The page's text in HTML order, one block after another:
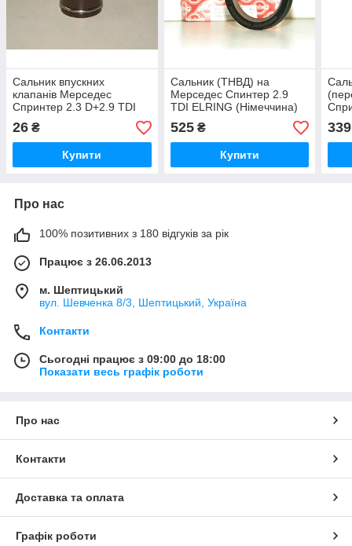
Сальник впускних
клапанів Мерседес
Спринтер 2.3 D+2.9 TDI
1995-2000 ELRING
(Німеччині) 763969
26 ₴
Купити
Сальник (ТНВД) на
Мерседес Спинтер 2.9
TDI ELRING (Німеччина)
068140
525₴
Купити
339
Про нас
100% позитивних з 180 відгуків за рік
Працює з 26.06.2013
м. Шептицький
вул. Шевченка 8/3, Шептицький, Україна
Контакти
Сьогодні працює з 09:00 до 18:00
Показати весь графік роботи
Про нас
Контакти
Доставка та оплата
Графік роботи